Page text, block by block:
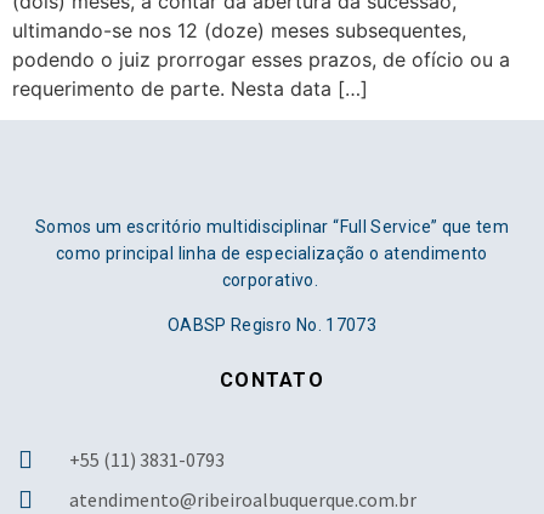
ultimando-se nos 12 (doze) meses subsequentes,
podendo o juiz prorrogar esses prazos, de ofício ou a
requerimento de parte. Nesta data […]
Somos um escritório multidisciplinar “Full Service” que tem
como principal linha de especialização o atendimento
corporativo.
OABSP Regisro No. 17073
CONTATO
+55 (11) 3831-0793
atendimento@ribeiroalbuquerque.com.br